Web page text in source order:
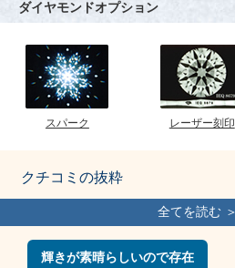
ダイヤモンドオプション
スパーク レーザー刻印
クチコミの抜粋
輝きが素晴らしいので存在